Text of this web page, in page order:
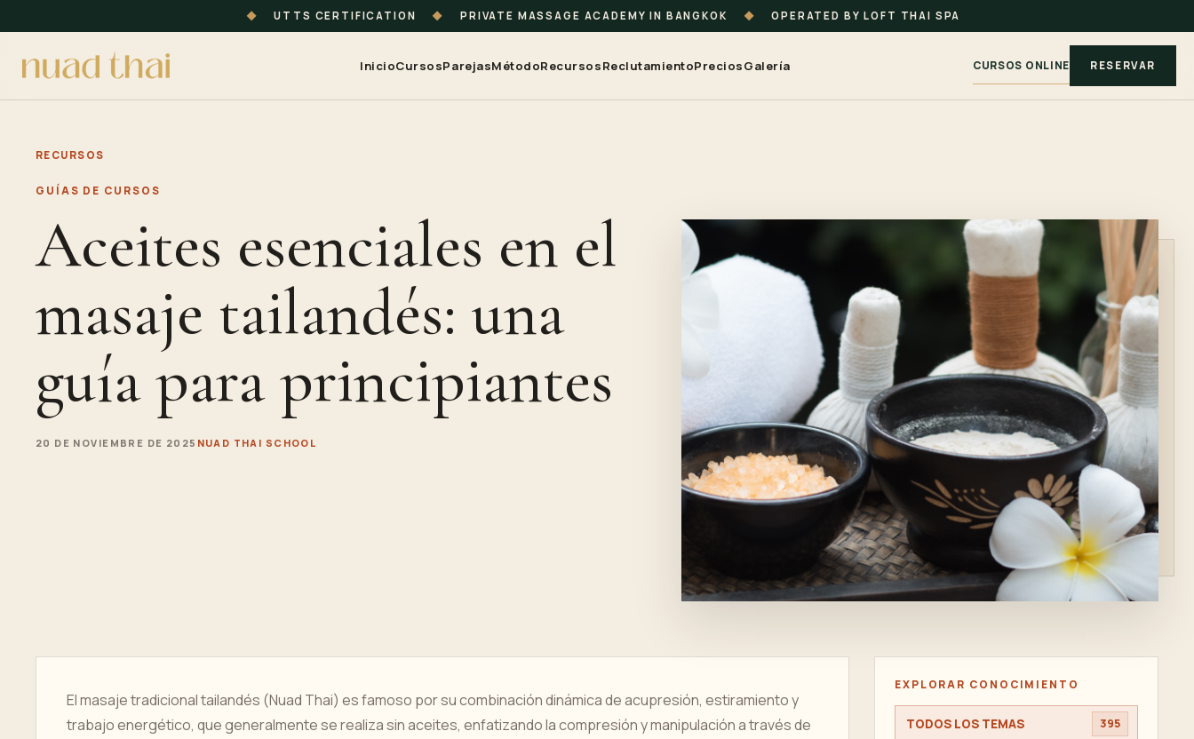
◆ UTTS CERTIFICATION ◆ PRIVATE MASSAGE ACADEMY IN BANGKOK ◆ OPERATED BY LOFT THAI SPA
InicioCursosParejasMétodoRecursosReclutamientoPreciosGalería CURSOS ONLINE RESERVAR
RECURSOS
GUÍAS DE CURSOS
Aceites esenciales en el
masaje tailandés: una
guía para principiantes
20 DE NOVIEMBRE DE 2025 NUAD THAI SCHOOL
El masaje tradicional tailandés (Nuad Thai) es famoso por su combinación dinámica de acupresión, estiramiento y
trabajo energético, que generalmente se realiza sin aceites, enfatizando la compresión y manipulación a través de
EXPLORAR CONOCIMIENTO
TODOS LOS TEMAS 395